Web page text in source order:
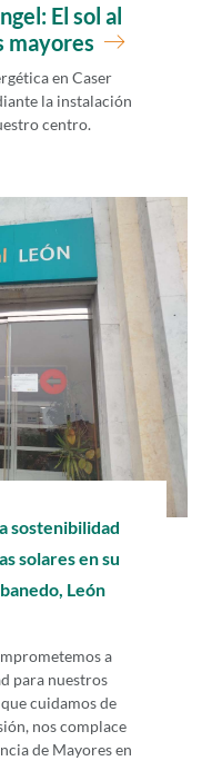
El sol al
mayores
en Caser
la instalación
centro.
sostenibilidad
solares en su
León
a
para nuestros
cuidamos de
nos complace
de Mayores en